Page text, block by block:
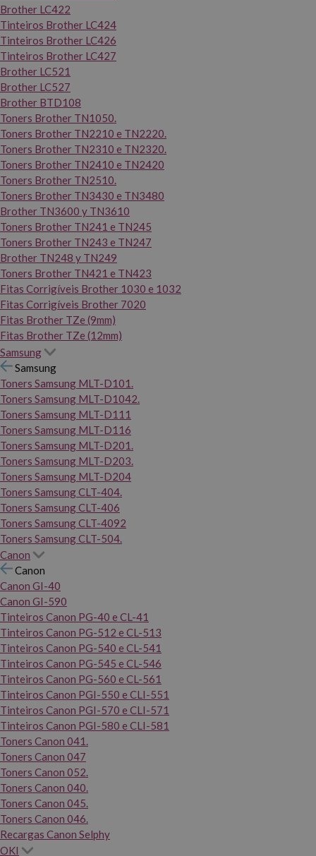
Brother LC422
Tinteiros Brother LC424
Tinteiros Brother LC426
Tinteiros Brother LC427
Brother LC521
Brother LC527
Brother BTD108
Toners Brother TN1050.
Toners Brother TN2210 e TN2220.
Toners Brother TN2310 e TN2320.
Toners Brother TN2410 e TN2420
Toners Brother TN2510.
Toners Brother TN3430 e TN3480
Brother TN3600 y TN3610
Toners Brother TN241 e TN245
Toners Brother TN243 e TN247
Brother TN248 y TN249
Toners Brother TN421 e TN423
Fitas Corrigíveis Brother 1030 e 1032
Fitas Corrigíveis Brother 7020
Fitas Brother TZe (9mm)
Fitas Brother TZe (12mm)
Samsung
Samsung
Toners Samsung MLT-D101.
Toners Samsung MLT-D1042.
Toners Samsung MLT-D111
Toners Samsung MLT-D116
Toners Samsung MLT-D201.
Toners Samsung MLT-D203.
Toners Samsung MLT-D204
Toners Samsung CLT-404.
Toners Samsung CLT-406
Toners Samsung CLT-4092
Toners Samsung CLT-504.
Canon
Canon
Canon GI-40
Canon GI-590
Tinteiros Canon PG-40 e CL-41
Tinteiros Canon PG-512 e CL-513
Tinteiros Canon PG-540 e CL-541
Tinteiros Canon PG-545 e CL-546
Tinteiros Canon PG-560 e CL-561
Tinteiros Canon PGI-550 e CLI-551
Tinteiros Canon PGI-570 e CLI-571
Tinteiros Canon PGI-580 e CLI-581
Toners Canon 041.
Toners Canon 047
Toners Canon 052.
Toners Canon 040.
Toners Canon 045.
Toners Canon 046.
Recargas Canon Selphy
OKI